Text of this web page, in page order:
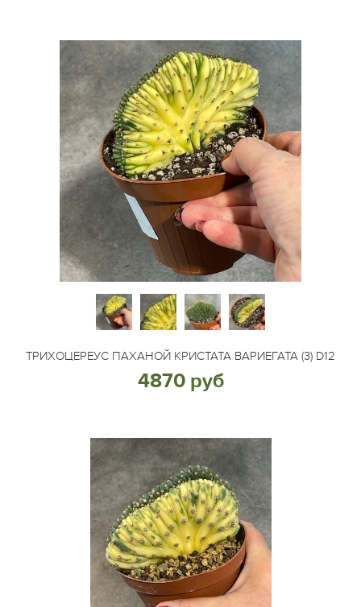
ТРИХОЦЕРЕУС ПАХАНОЙ КРИСТАТА ВАРИЕГАТА (3) D12
4870 руб